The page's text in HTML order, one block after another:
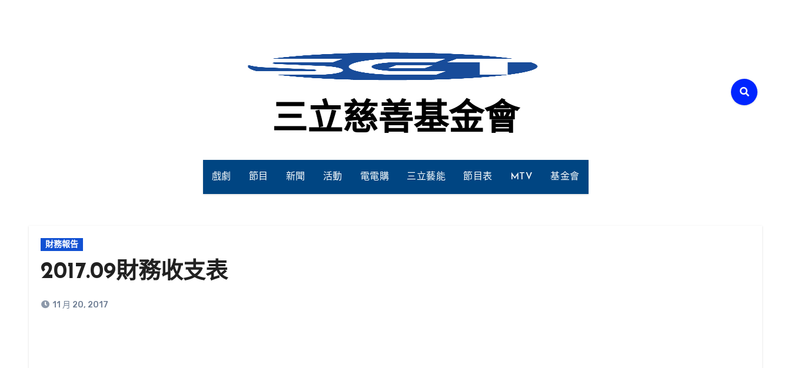
三立慈善基金會
戲劇 節目 新聞 活動 電電購 三立藝能 節目表 MTV 基金會
財務報告
2017.09財務收支表
11 月 20, 2017